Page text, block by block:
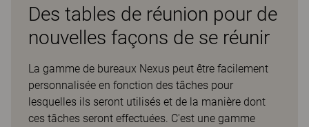
Des tables de réunion pour de
nouvelles façons de se réunir
La gamme de bureaux Nexus peut être facilement
personnalisée en fonction des tâches pour
lesquelles ils seront utilisés et de la manière dont
ces tâches seront effectuées. C'est une gamme